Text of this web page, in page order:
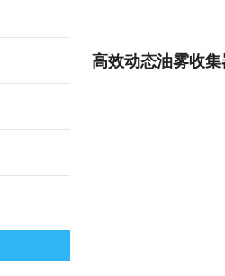
高效动态油雾收集